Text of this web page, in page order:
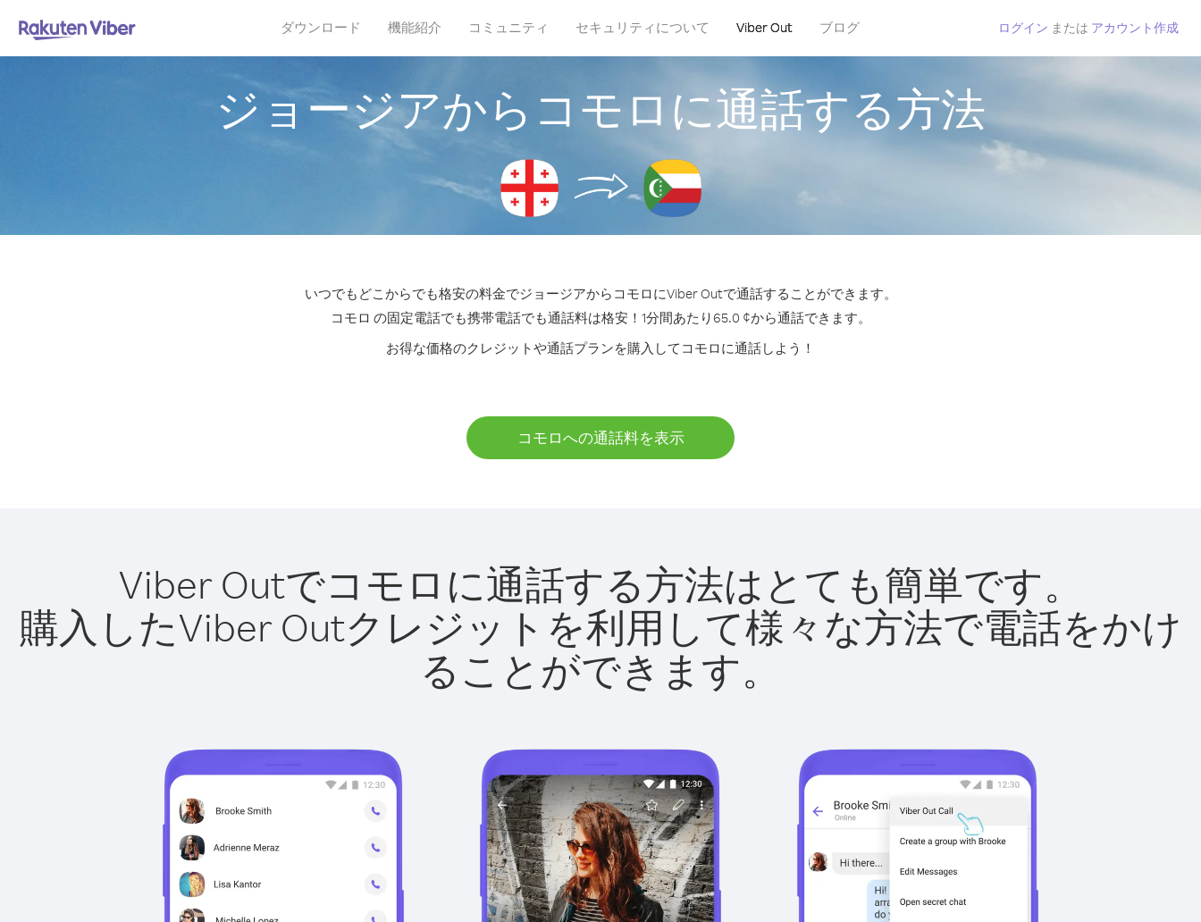
ダウンロード 機能紹介 コミュニティ セキュリティについて Viber Out ブログ ログイン または アカウント作成
ジョージアからコモロに通話する方法
いつでもどこからでも格安の料金でジョージアからコモロにViber Outで通話することができます。
コモロ の固定電話でも携帯電話でも通話料は格安！1分間あたり65.0 ¢から通話できます。
お得な価格のクレジットや通話プランを購入してコモロに通話しよう！
コモロへの通話料を表示
Viber Outでコモロに通話する方法はとても簡単です。
購入したViber Outクレジットを利用して様々な方法で電話をかけ
ることができます。